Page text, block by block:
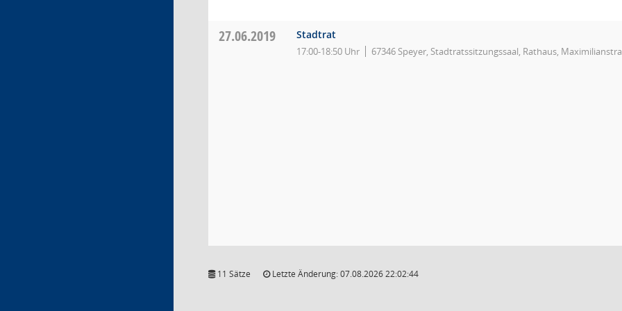
27.06.2019 Stadtrat
17:00-18:50 Uhr 67346 Speyer, Stadtratssitzungssaal, Rathaus,
11 Sätze Letzte Änderung: 07.08.2026 22:02:44